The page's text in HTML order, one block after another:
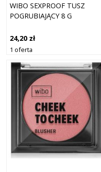
WIBO SEXPROOF TUSZ
POGRUBIAJĄCY 8 G
24,20 zł
1 oferta